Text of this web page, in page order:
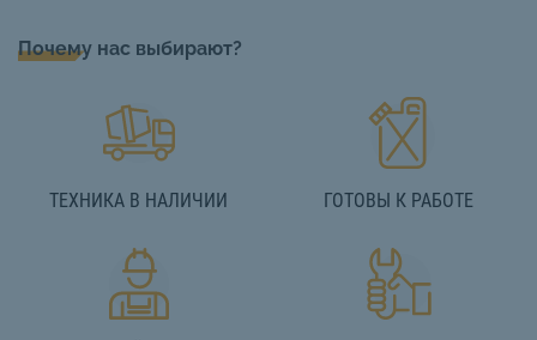
Почему нас выбирают?
ТЕХНИКА В НАЛИЧИИ ГОТОВЫ К РАБОТЕ